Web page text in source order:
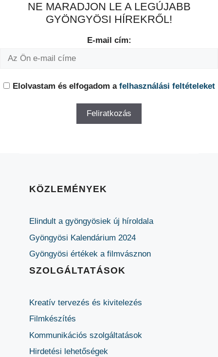
NE MARADJON LE A LEGÚJABB
GYÖNGYÖSI HÍREKRŐL!
E-mail cím:
Elolvastam és elfogadom a felhasználási feltételeket
KÖZLEMÉNYEK
Elindult a gyöngyösiek új híroldala
Gyöngyösi Kalendárium 2024
Gyöngyösi értékek a filmvásznon
SZOLGÁLTATÁSOK
Kreatív tervezés és kivitelezés
Filmkészítés
Kommunikációs szolgáltatások
Hirdetési lehetőségek